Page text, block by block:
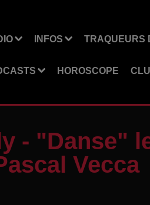
INFOS TRAQUEURS
HOROSCOPE
- "Danse"
Vecca